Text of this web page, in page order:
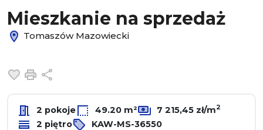
Mieszkanie na sprzedaż
Tomaszów Mazowiecki
Dodaj do ulubionych
Drukuj
2 pokoje 49.20 m² 7 215,45 zł/m2
2 piętro
KAW-MS-36550